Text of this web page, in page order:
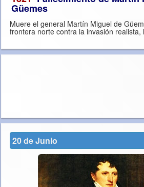
Güemes
Muere el general Martín Miguel de
20 de Junio